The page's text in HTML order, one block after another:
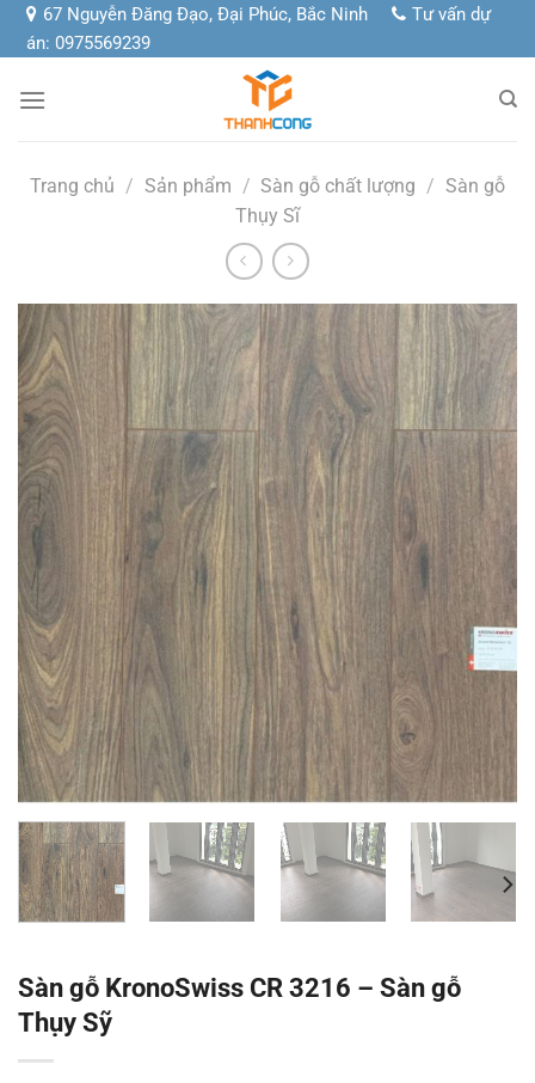
Chuyển
đến
dung
67 Nguyễn Đăng Đạo, Đại Phúc, Bắc Ninh
Tư vấn dự
án: 0975569239
Trang chủ / Sản phẩm / Sàn gỗ chất lượng / Sàn gỗ
Thụy Sĩ
Sàn gỗ KronoSwiss CR 3216 – Sàn gỗ
Thụy Sỹ